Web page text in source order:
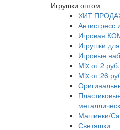
Игрушки оптом
ХИТ
Антистресс
Игровая
Игрушки
Игровые
Mix от 2
Mix от 26
Машинки/
Светяшки